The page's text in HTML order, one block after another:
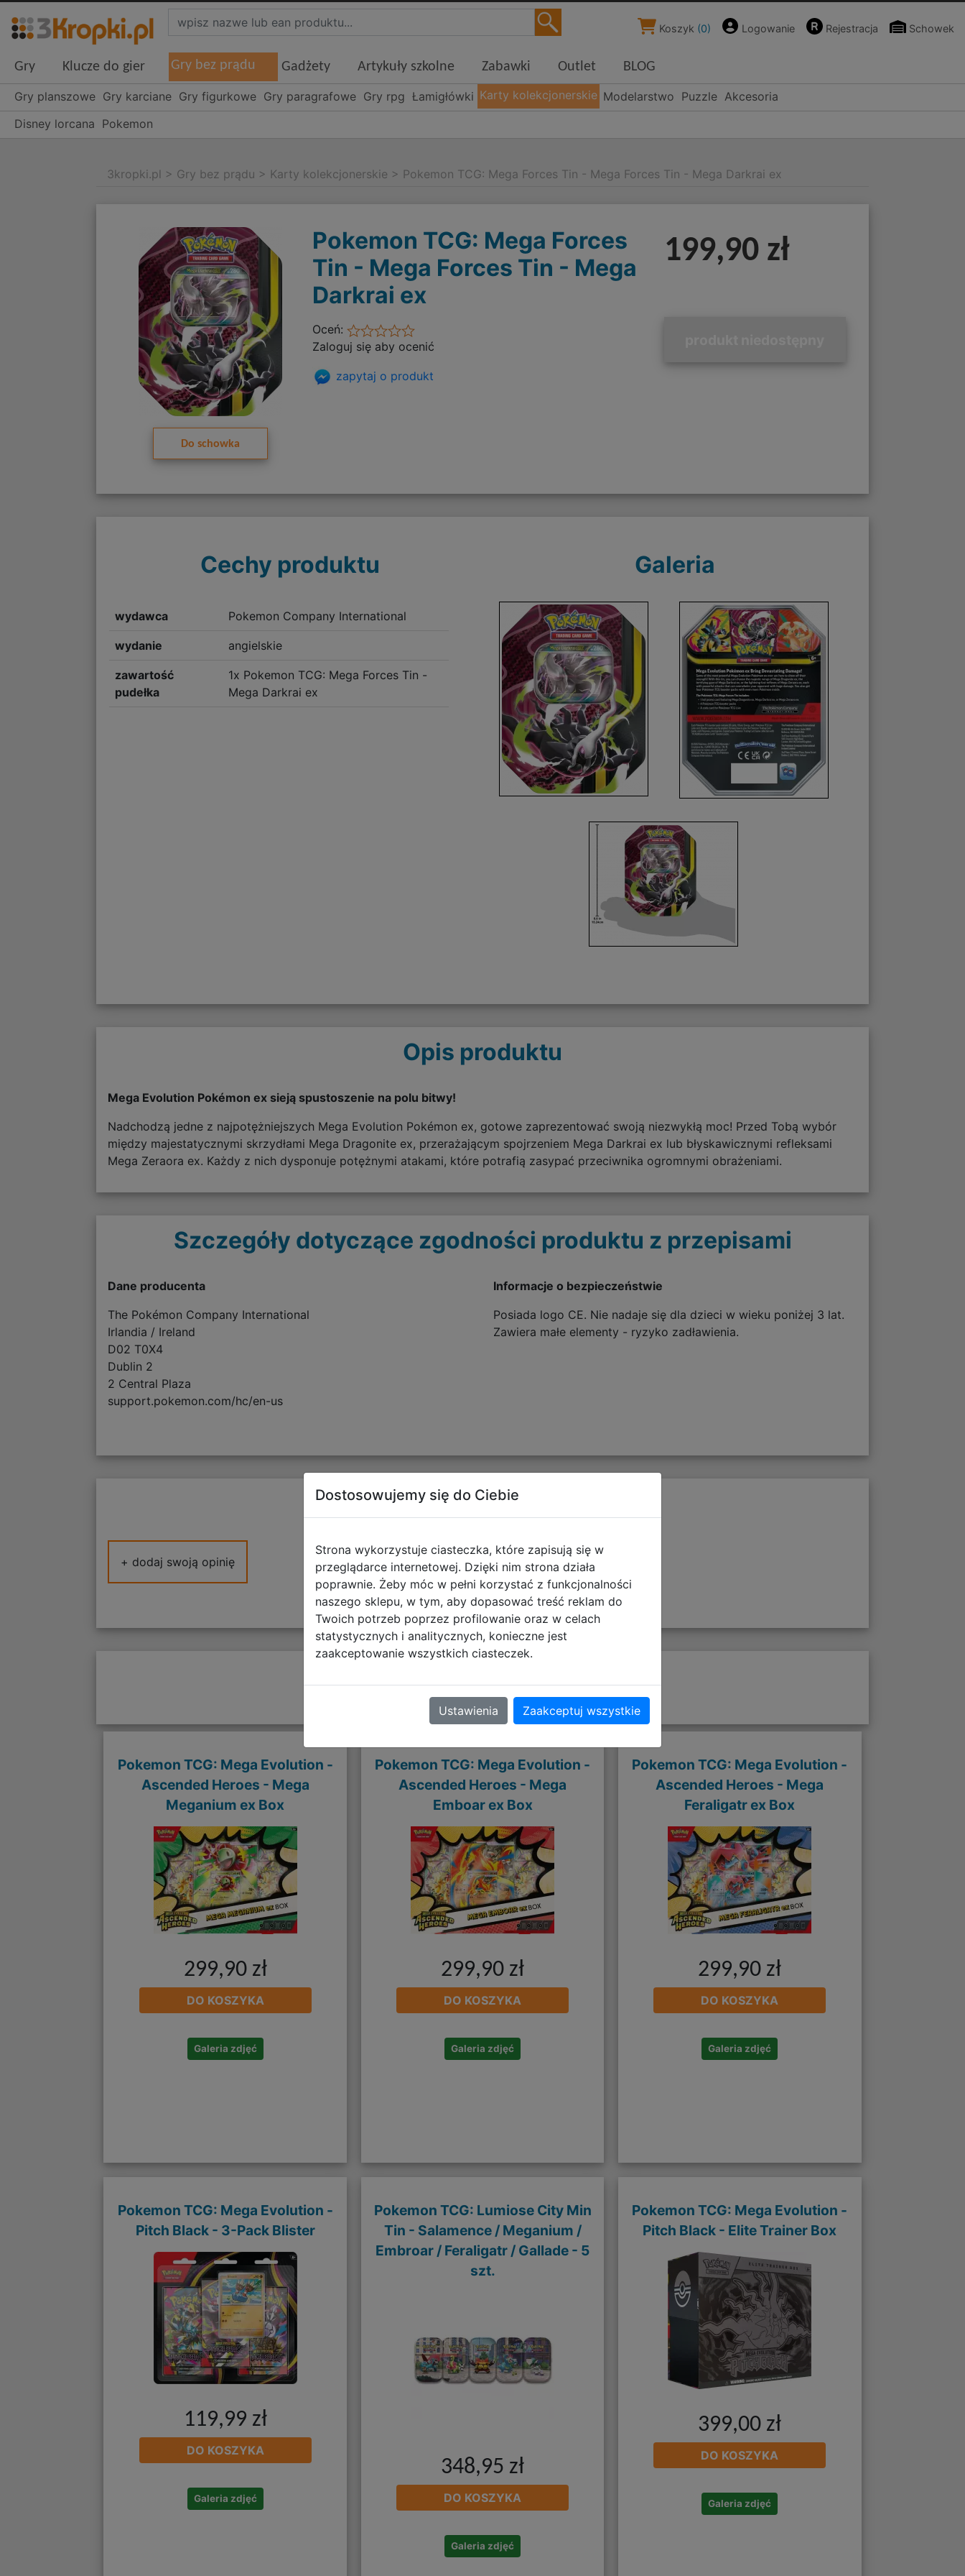
Koszyk (0) Logowanie Rejestracja Schowek
Gry Klucze do gier Gry bez prądu Gadżety Artykuły szkolne Zabawki Outlet BLOG
Gry planszowe Gry karciane Gry figurkowe Gry paragrafowe Gry rpg Łamigłówki Karty kolekcjonerskie Modelarstwo Puzzle Akcesoria
Disney lorcana Pokemon
3kropki.pl > Gry bez prądu > Karty kolekcjonerskie > Pokemon TCG: Mega Forces Tin - Mega Forces Tin - Mega Darkrai ex
Do schowka
Pokemon TCG: Mega Forces
Tin - Mega Forces Tin - Mega
Darkrai ex
Oceń:
Zaloguj się aby ocenić
zapytaj o produkt
199,90 zł
Cechy produktu
wydawca Pokemon Company International
wydanie angielskie
zawartość
pudełka
1x Pokemon TCG: Mega Forces Tin -
Mega Darkrai ex
Galeria
Opis produktu
Mega Evolution Pokémon ex sieją spustoszenie na polu bitwy!
Nadchodzą jedne z najpotężniejszych Mega Evolution Pokémon ex, gotowe zaprezentować swoją niezwykłą moc! Przed Tobą wybór
między majestatycznymi skrzydłami Mega Dragonite ex, przerażającym spojrzeniem Mega Darkrai ex lub błyskawicznymi refleksami
Mega Zeraora ex. Każdy z nich dysponuje potężnymi atakami, które potrafią zasypać przeciwnika ogromnymi obrażeniami.
Szczegóły dotyczące zgodności produktu z przepisami
Dane producenta
The Pokémon Company International
Irlandia / Ireland
D02 T0X4
Dublin 2
2 Central Plaza
support.pokemon.com/hc/en-us
Informacje o bezpieczeństwie
Posiada logo CE. Nie nadaje się dla dzieci w wieku poniżej 3 lat.
Zawiera małe elementy - ryzyko zadławienia.
Opinie o produkcie
+ dodaj swoją opinię
Pokemon TCG: Mega Evolution -
Ascended Heroes - Mega
Meganium ex Box
299,90 zł
DO KOSZYKA
Galeria zdjęć
Pokemon TCG: Mega Evolution -
Ascended Heroes - Mega
Emboar ex Box
299,90 zł
DO KOSZYKA
Galeria zdjęć
Pokemon TCG: Mega Evolution -
Ascended Heroes - Mega
Feraligatr ex Box
299,90 zł
DO KOSZYKA
Galeria zdjęć
Pokemon TCG: Mega Evolution -
Pitch Black - 3-Pack Blister
119,99 zł
DO KOSZYKA
Galeria zdjęć
Pokemon TCG: Lumiose City Min
Tin - Salamence / Meganium /
Embroar / Feraligatr / Gallade - 5
szt.
348,95 zł
DO KOSZYKA
Galeria zdjęć
Pokemon TCG: Mega Evolution -
Pitch Black - Elite Trainer Box
399,00 zł
DO KOSZYKA
Galeria zdjęć
Dostosowujemy się do Ciebie
Strona wykorzystuje ciasteczka, które zapisują się w
przeglądarce internetowej. Dzięki nim strona działa
poprawnie. Żeby móc w pełni korzystać z funkcjonalności
naszego sklepu, w tym, aby dopasować treść reklam do
Twoich potrzeb poprzez profilowanie oraz w celach
statystycznych i analitycznych, konieczne jest
zaakceptowanie wszystkich ciasteczek.
Ustawienia Zaakceptuj wszystkie